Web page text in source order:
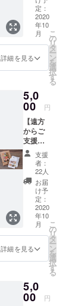
期限
は、
2022年
12月31
日まで
です
定：
2020
年10
月
詳細を見る
こ
の
リ
タ
ー
ン
を
選
択
す
る
5,0
00 円
【遠方
からご
支援い
ただけ
る方
へ】 楊
貴館オ
リジナ
ルカ
レー×2
個＋お
礼のお
手紙
支援
者：
22人
お届
け予
定：
2020
年10
月
詳細を見る
こ
の
リ
タ
ー
ン
を
選
択
す
る
5,0
00 円